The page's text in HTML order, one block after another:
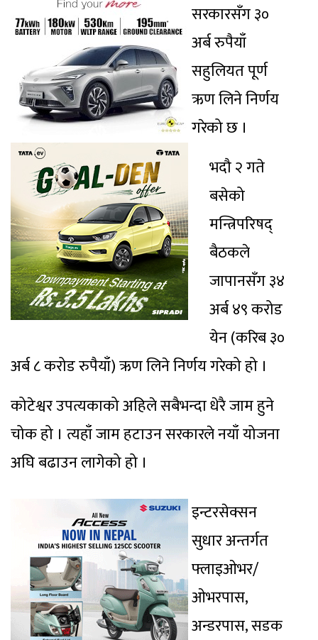
सरकारसँग ३०
अर्ब रुपैयाँ
सहुलियत पूर्ण
ऋण लिने निर्णय
गरेको छ ।
भदौ २ गते
बसेको
मन्त्रिपरिषद्
बैठकले
जापानसँग ३४
अर्ब ४९ करोड
येन (करिब ३०
अर्ब ८ करोड रुपैयाँ) ऋण लिने निर्णय गरेको हो ।
कोटेश्वर उपत्यकाको अहिले सबैभन्दा धेरै जाम हुने
चोक हो । त्यहाँ जाम हटाउन सरकारले नयाँ योजना
अघि बढाउन लागेको हो ।
इन्टरसेक्सन
सुधार अन्तर्गत
फ्लाइओभर/
ओभरपास,
अन्डरपास, सडक